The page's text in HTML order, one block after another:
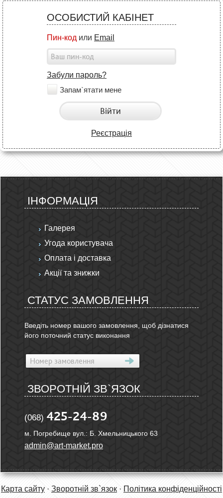
ОСОБИСТИЙ КАБІНЕТ
Пин-код или Email
Забули пароль?
Запам`ятати мене
Війти
Реєстрація
ІНФОРМАЦІЯ
Галерея
Угода користувача
Оплата і доставка
Акції та знижки
СТАТУС ЗАМОВЛЕННЯ
Введіть номер вашого замовлення, щоб дізнатися
його поточний статус виконання
ЗВОРОТНІЙ ЗВ`ЯЗОК
(068) 425-24-89
м. Погребище вул.: Б. Хмельницького 63
admin@art-market.pro
Карта сайту · Зворотній зв`язок · Політика конфіденційності